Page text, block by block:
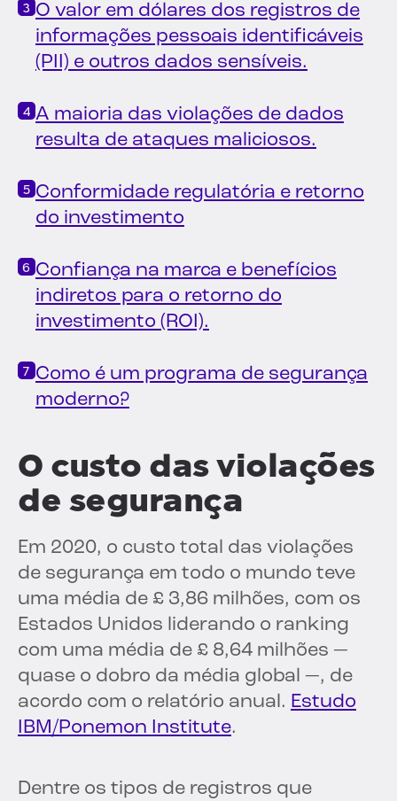
O valor em dólares dos registros de
informações pessoais identificáveis
(PII) e outros dados sensíveis.
A maioria das violações de dados
resulta de ataques maliciosos.
Conformidade regulatória e retorno
do investimento
Confiança na marca e benefícios
indiretos para o retorno do
investimento (ROI).
Como é um programa de segurança
moderno?
O custo das violações
de segurança
Em 2020, o custo total das violações
de segurança em todo o mundo teve
uma média de £ 3,86 milhões, com os
Estados Unidos liderando o ranking
com uma média de £ 8,64 milhões —
quase o dobro da média global —, de
acordo com o relatório anual. Estudo
IBM/Ponemon Institute.
Dentre os tipos de registros que